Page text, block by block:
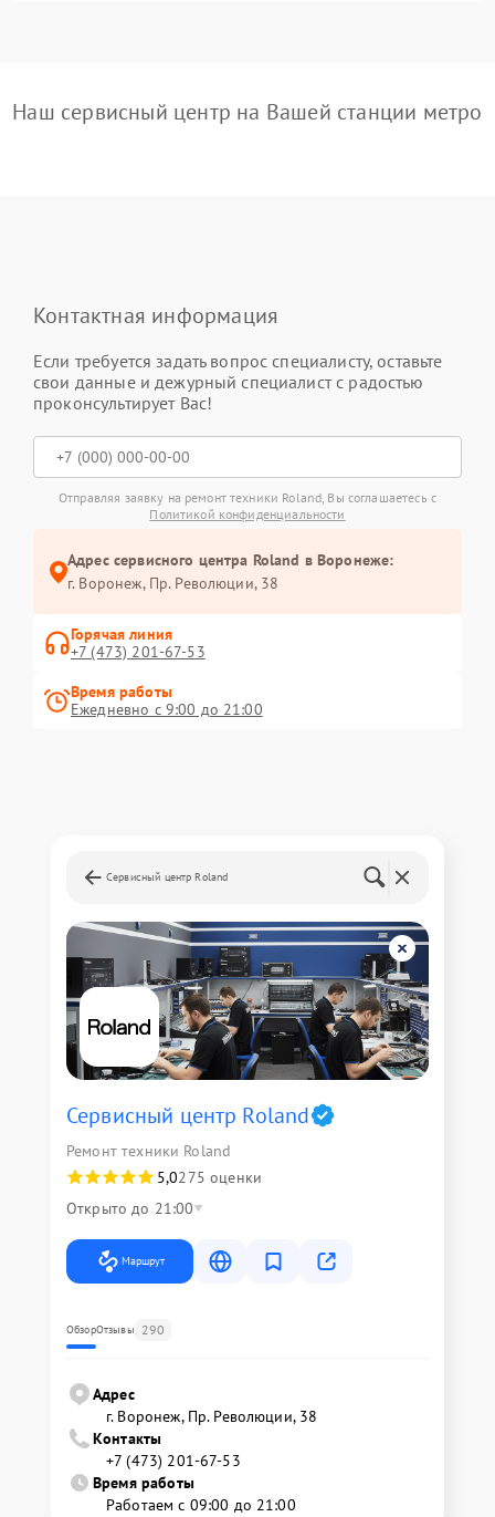
Наш сервисный центр на Вашей станции метро
Контактная информация
Если требуется задать вопрос специалисту, оставьте
свои данные и дежурный специалист с радостью
проконсультирует Вас!
Отправляя заявку на ремонт техники Roland, Вы соглашаетесь с
Политикой конфиденциальности
Адрес сервисного центра Roland в Воронеже:
г. Воронеж, Пр. Революции, 38
Горячая линия
+7 (473) 201-67-53
Время работы
Ежедневно с 9:00 до 21:00
Сервисный центр Roland
Сервисный центр Roland
Ремонт техники Roland
5,0275 оценки
Открыто до 21:00
Маршрут
ОбзорОтзывы 290
Адрес
г. Воронеж, Пр. Революции, 38
Контакты
+7 (473) 201-67-53
Время работы
Работаем с 09:00 до 21:00